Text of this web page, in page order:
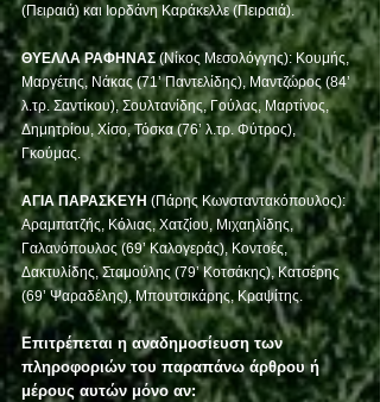
(Πειραιά) και Ιορδάνη Καράκελλε (Πειραιά).
ΘΥΕΛΛΑ ΡΑΦΗΝΑΣ (Νίκος Μεσολόγγης): Κουμής,
Μαργέτης, Νάκας (71’ Παντελίδης), Μαντζώρος (84’
λ.τρ. Σαντίκου), Σουλτανίδης, Γούλας, Μαρτίνος,
Δημητρίου, Χίσο, Τόσκα (76’ λ.τρ. Φύτρος),
Γκούμας.
ΑΓΙΑ ΠΑΡΑΣΚΕΥΗ (Πάρης Κωνσταντακόπουλος):
Αραμπατζής, Κόλιας, Χατζίου, Μιχαηλίδης,
Γαλανόπουλος (69’ Καλογεράς), Κοντοές,
Δακτυλίδης, Σταμούλης (79’ Κοτσάκης), Κατσέρης
(69’ Ψαραδέλης), Μπουτσικάρης, Κραψίτης.
Επιτρέπεται η αναδημοσίευση των
πληροφοριών του παραπάνω άρθρου ή
μέρους αυτών μόνο αν: